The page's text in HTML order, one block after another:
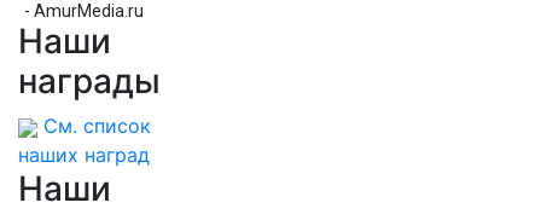
- AmurMedia.ru
Наши
награды
См. список
наших наград
Наши